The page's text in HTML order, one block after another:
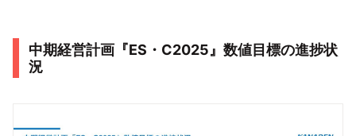
中期経営計画『ES・C2025』数値目標の進捗状
況